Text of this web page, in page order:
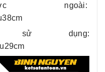
ngoài:
sử dụng: